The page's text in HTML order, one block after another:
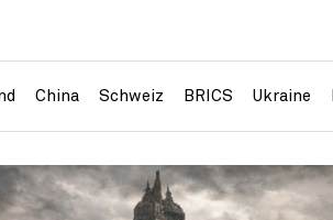
China Schweiz BRICS Ukraine